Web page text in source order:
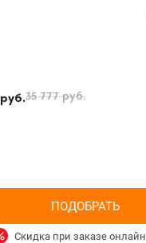
руб.35 777руб.
ПОДОБРАТЬ
Скидка при заказе онлайн